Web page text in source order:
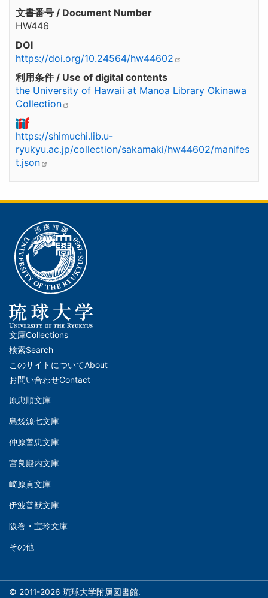
文書番号 / Document Number
HW446
DOI
https://doi.org/10.24564/hw44602
利用条件 / Use of digital contents
the University of Hawaii at Manoa Library Okinawa
Collection
https://shimuchi.lib.u-
ryukyu.ac.jp/collection/sakamaki/hw44602/manifes
t.json
メ
イ
ン
ナ
ビ
ー
シ
ョ
ン
ッ
タ
文庫Collections
検索Search
このサイトについてAbout
お問い合わせContact
文
(Left)
原忠順文庫
島袋源七文庫
仲原善忠文庫
文
(Middle)
宮良殿内文庫
崎原貢文庫
伊波普猷文庫
文
庫
阪巻・宝玲文庫
その他
© 2011-2026 琉球大学附属図書館.